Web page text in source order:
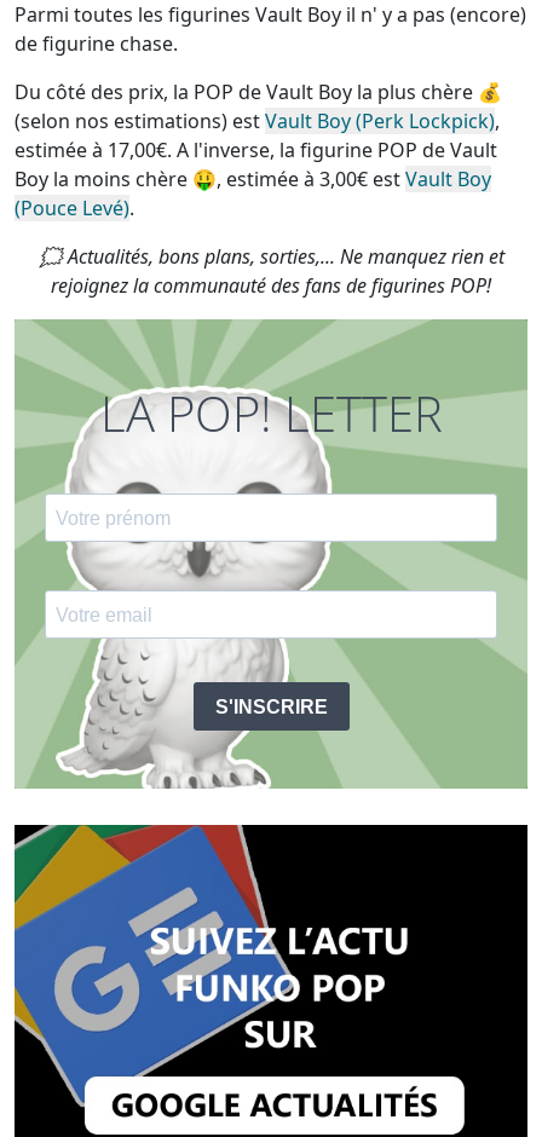
Parmi toutes les figurines Vault Boy il n' y a pas (encore)
de figurine chase.
Du côté des prix, la POP de Vault Boy la plus chère 💰
(selon nos estimations) estVault Boy (Perk Lockpick),
estimée à 17,00€. A l'inverse, la figurine POP de Vault
Boy la moins chère 🤑, estimée à 3,00€ estVault Boy
(Pouce Levé).
🗯 Actualités, bons plans, sorties,... Ne manquez rien et
rejoignez la communauté des fans de figurines POP!
LA POP! LETTER
S'INSCRIRE